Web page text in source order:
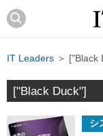
IT Leaders ＞ ["Black
["Black Duck"]
シ